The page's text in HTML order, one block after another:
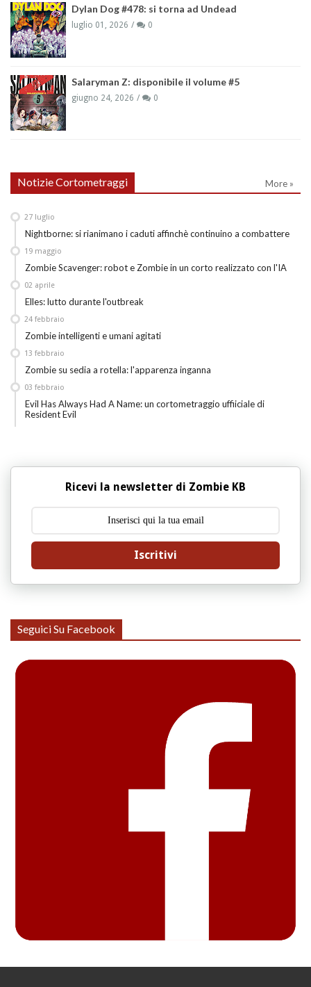
Dylan Dog #478: si torna ad Undead
luglio 01, 2026 0
Salaryman Z: disponibile il volume #5
giugno 24, 2026 0
Notizie Cortometraggi More »
Nightborne: si rianimano i caduti affinchè continuino a combattere
27 luglio
Zombie Scavenger: robot e Zombie in un corto realizzato con l'IA
19 maggio
Elles: lutto durante l'outbreak
02 aprile
Zombie intelligenti e umani agitati
24 febbraio
Zombie su sedia a rotella: l'apparenza inganna
13 febbraio
Evil Has Always Had A Name: un cortometraggio uffiiciale di
Resident Evil
03 febbraio
Ricevi la newsletter di Zombie KB
Iscritivi
Seguici Su Facebook